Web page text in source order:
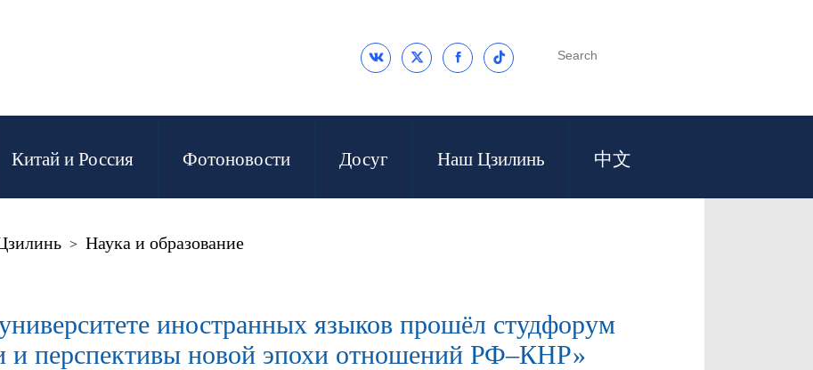
   
Китай и Россия Фотоновости Досуг Наш Цзилинь 中文
> Наука и образование
иностранных языков прошёл студфорум
и перспективы новой эпохи отношений РФ–КНР»